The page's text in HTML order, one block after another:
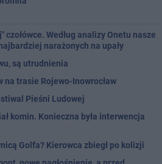
czołówce. Według analizy Onetu nasze
narażonych na upały
są utrudnienia
na trasie Rojewo-Inowrocław
Pieśni Ludowej
komin. Konieczna była interwencja
Golfa? Kierowca zbiegł po kolizji